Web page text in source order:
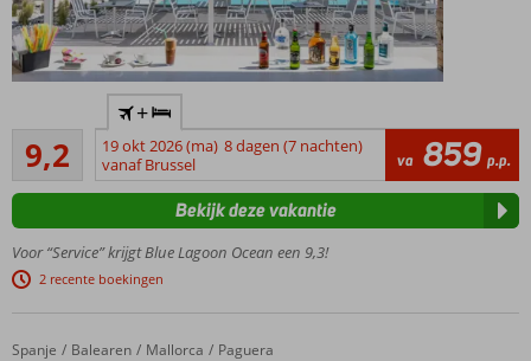
min.
leeftijd
16 jaar
gewaardeerde
hotel op Kos
accommodatie!
Meerdere
9,2
Uitstekend
479
beoordelingen
+
19 okt 2026 (ma) 8 dagen (7 nachten)
vanaf Brussel
va 859 p.p.
Voor “Service” krijgt Blue Lagoon Ocean een 9,3!
2 recente boekingen
Bekijk deze vakantie
Home
Spanje Balearen Mallorca Paguera
Fergus Club Europa